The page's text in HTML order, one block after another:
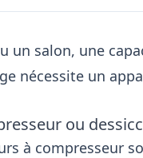
un salon, une
nécessite un
ou
à compresseur